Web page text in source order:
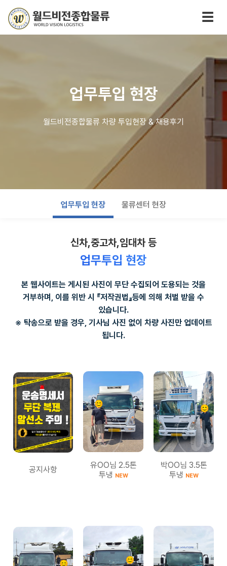
☰
업무투입 현장
월드비전종합물류 차량 투입현장 & 채용후기
업무투입 현장 물류센터 현장
신차,중고차,임대차 등
업무투입 현장
본 웹사이트는 게시된 사진이 무단 수집되어 도용되는 것을
거부하며, 이를 위반 시 『저작권법』등에 의해 처벌 받을 수
있습니다.
※ 탁송으로 받을 경우, 기사님 사진 없이 차량 사진만 업데이트
됩니다.
공지사항
유OO님 2.5톤
투냉
NEW
박OO님 3.5톤
투냉
NEW